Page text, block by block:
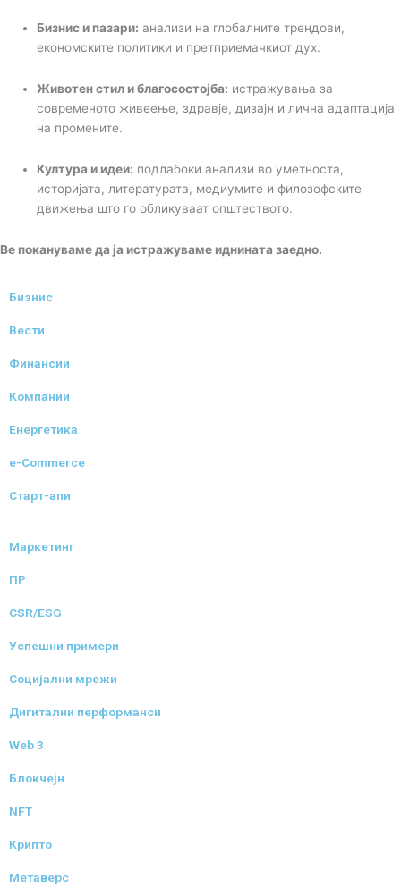
Бизнис и пазари: анализи на глобалните трендови,
економските политики и претприемачкиот дух.
Животен стил и благосостојба: истражувања за
современото живеење, здравје, дизајн и лична адаптација
на промените.
Култура и идеи: подлабоки анализи во уметноста,
историјата, литературата, медиумите и филозофските
движења што го обликуваат општеството.
Ве покануваме да ја истражуваме иднината заедно.
Бизнис
Вести
Финансии
Компании
Енергетика
e-Commerce
Старт-апи
Маркетинг
ПР
CSR/ESG
Успешни примери
Социјални мрежи
Дигитални перформанси
Web 3
Блокчејн
NFT
Крипто
Метаверс